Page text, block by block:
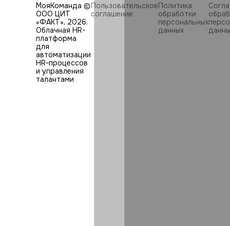
МояКоманда ©
ООО ЦИТ
«ФАКТ», 2026.
Облачная HR-
платформа
для
автоматизации
HR⁠-⁠процессов
и управления
талантами
Пользовательское
соглашение
Политика
обработки
персональных
данных